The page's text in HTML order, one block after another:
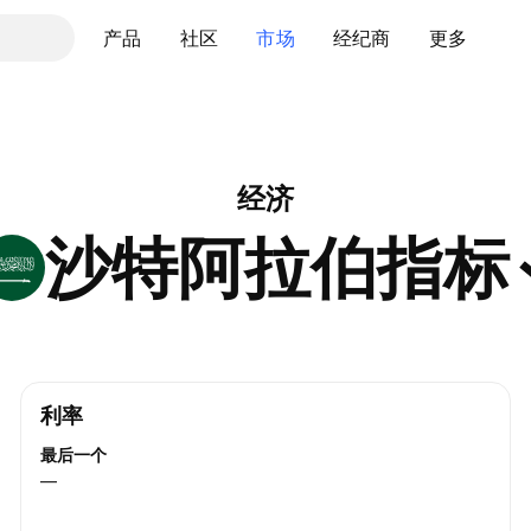
产品 社区 市场 经纪商 更多
经济
沙特阿拉伯指标
利率
最后一个
—